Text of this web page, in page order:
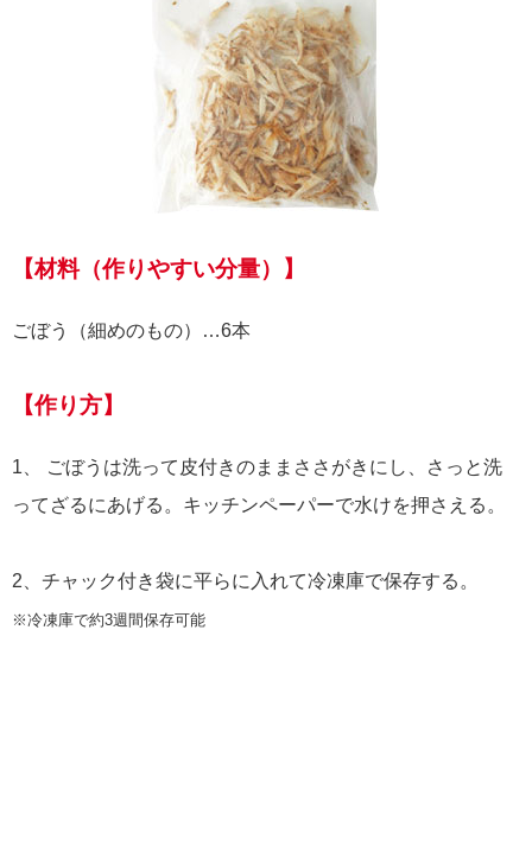
【材料（作りやすい分量）】
ごぼう（細めのもの）…6本
【作り方】
1、 ごぼうは洗って皮付きのままささがきにし、さっと洗
ってざるにあげる。キッチンペーパーで水けを押さえる。
2、チャック付き袋に平らに入れて冷凍庫で保存する。
※冷凍庫で約3週間保存可能